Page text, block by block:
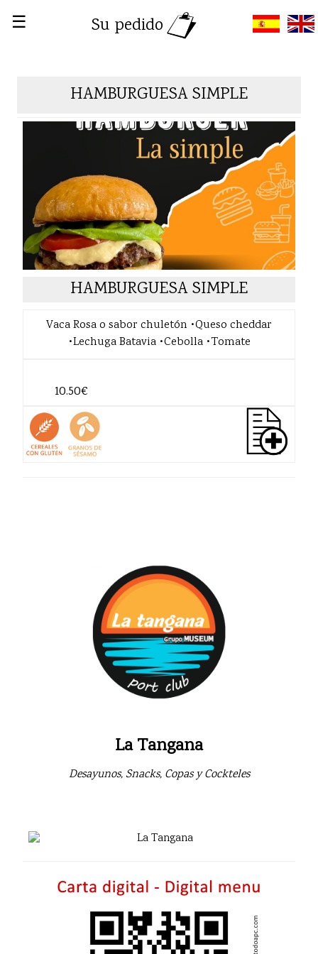
☰ Su pedido
HAMBURGUESA SIMPLE
HAMBURGUESA SIMPLE
Vaca Rosa o sabor chuletón •Queso cheddar
•Lechuga Batavia •Cebolla •Tomate
10.50€
La Tangana
Desayunos, Snacks, Copas y Cockteles